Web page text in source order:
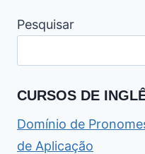
Pesquisar
CURSOS DE
Domínio de
de Aplicação